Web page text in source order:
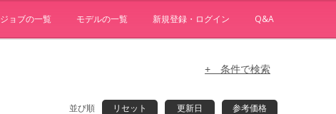
ジョブの一覧 モデルの一覧 新規登録・ログイン Q&A
+ 条件で検索
並び順 リセット 更新日 参考価格